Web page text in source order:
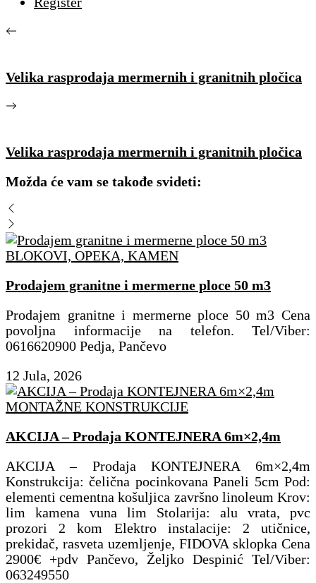
Velika rasprodaja mermernih i granitnih pločica
Velika rasprodaja mermernih i granitnih pločica
Možda će vam se takođe svideti:
BLOKOVI, OPEKA, KAMEN
Prodajem granitne i mermerne ploce 50 m3
Prodajem granitne i mermerne ploce 50 m3 Cena
povoljna informacije na telefon. Tel/Viber:
0616620900 Pedja, Pančevo
12 Jula, 2026
MONTAŽNE KONSTRUKCIJE
AKCIJA – Prodaja KONTEJNERA 6m×2,4m
AKCIJA – Prodaja KONTEJNERA 6m×2,4m
Konstrukcija: čelična pocinkovana Paneli 5cm Pod:
elementi cementna košuljica završno linoleum Krov:
lim kamena vuna lim Stolarija: alu vrata, pvc
prozori 2 kom Elektro instalacije: 2 utičnice,
prekidač, rasveta uzemljenje, FIDOVA sklopka Cena
2900€ +pdv Pančevo, Željko Despinić Tel/Viber:
063249550